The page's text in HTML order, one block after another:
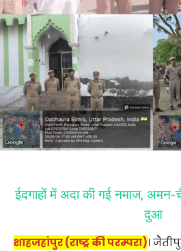
ईदगाहों में अदा की गई नमाज,
दुआ
शाहजहांपुर (राष्ट्र की परम्परा)।